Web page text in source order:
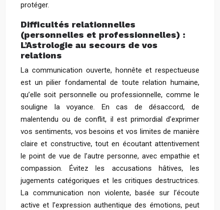
protéger.
Difficultés relationnelles
(personnelles et professionnelles) :
L’Astrologie au secours de vos
relations
La communication ouverte, honnête et respectueuse
est un pilier fondamental de toute relation humaine,
qu’elle soit personnelle ou professionnelle, comme le
souligne la voyance. En cas de désaccord, de
malentendu ou de conflit, il est primordial d’exprimer
vos sentiments, vos besoins et vos limites de manière
claire et constructive, tout en écoutant attentivement
le point de vue de l’autre personne, avec empathie et
compassion. Évitez les accusations hâtives, les
jugements catégoriques et les critiques destructrices.
La communication non violente, basée sur l’écoute
active et l’expression authentique des émotions, peut